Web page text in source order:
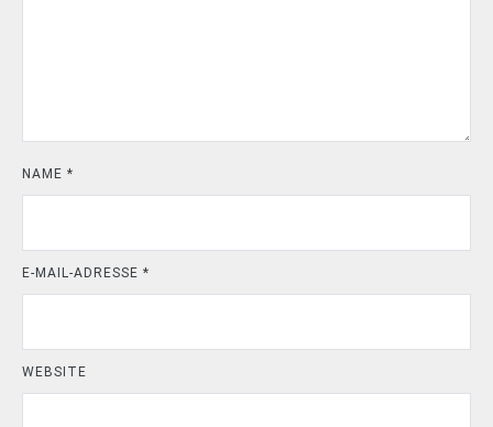
NAME *
E-MAIL-ADRESSE *
WEBSITE